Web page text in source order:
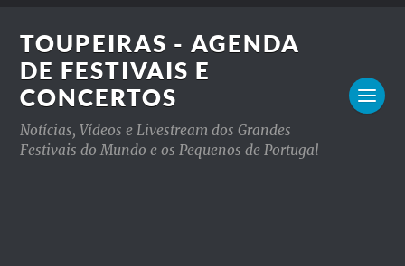
TOUPEIRAS - AGENDA
DE FESTIVAIS E
CONCERTOS
Notícias, Vídeos e Livestream dos Grandes
Festivais do Mundo e os Pequenos de Portugal